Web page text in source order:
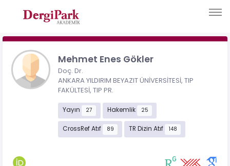
Mehmet Enes Gökler
Doç. Dr.
ANKARA YILDIRIM BEYAZIT ÜNİVERSİTESİ, TIP
FAKÜLTESİ, TIP PR.
Yayın 27 Hakemlik 25
CrossRef Atıf 89 TR Dizin Atıf 148